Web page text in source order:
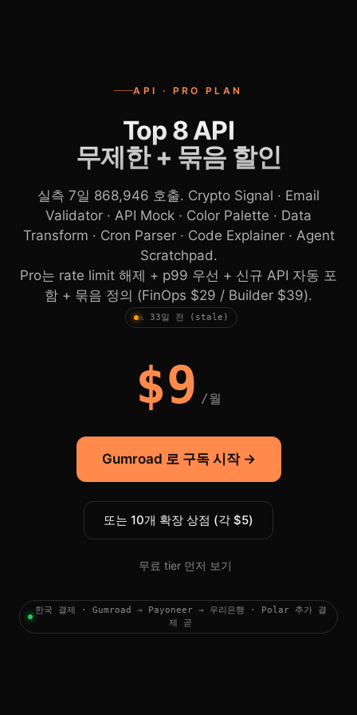
API · PRO PLAN
Top 8 API
무제한 + 묶음 할인
실측 7일 868,946 호출. Crypto Signal · Email
Validator · API Mock · Color Palette · Data
Transform · Cron Parser · Code Explainer · Agent
Scratchpad.
Pro는 rate limit 해제 + p99 우선 + 신규 API 자동 포
함 + 묶음 정의 (FinOps $29 / Builder $39).
⚠ 33일 전 (stale)
$9 /월
Gumroad 로 구독 시작 →
또는 10개 확장 상점 (각 $5)
무료 tier 먼저 보기
한국 결제 · Gumroad → Payoneer → 우리은행 · Polar 추가 결
제 곧